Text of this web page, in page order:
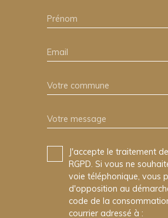
Prénom
Email
Votre commune
Votre message
J'accepte le traitement
RGPD. Si vous ne
voie téléphonique, vous
d'opposition au
code de la
courrier adressé à :